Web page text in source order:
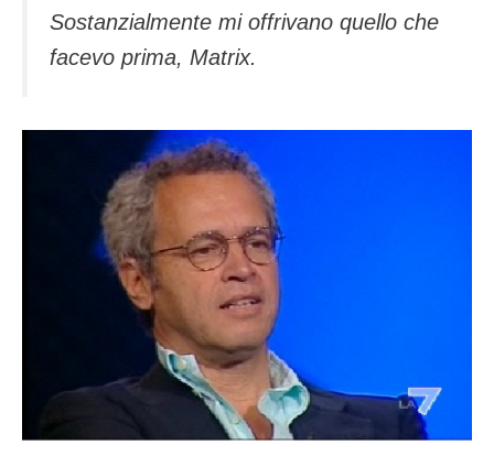
Sostanzialmente mi offrivano quello che
facevo prima, Matrix.